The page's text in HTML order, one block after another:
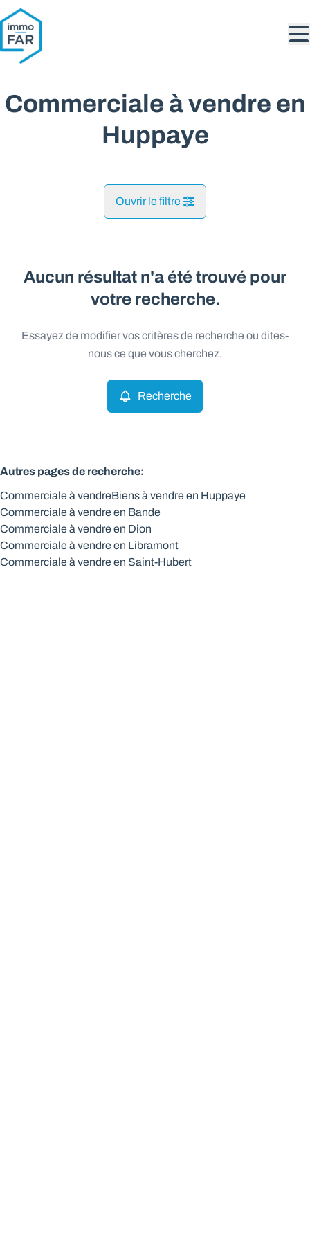
Aller au contenu principal
Commerciale à vendre en
Huppaye
Ouvrir le filtre
Huppaye (1367) Remove
Commerciale Remove
Max. budget
Chercher
Vue de la carte
Recherche Trier par
Aucun résultat n'a été trouvé pour
votre recherche.
Essayez de modifier vos critères de recherche ou dites-
nous ce que vous cherchez.
Recherche
Autres pages de recherche:
Commerciale à vendreBiens à vendre en Huppaye
Commerciale à vendre en Bande
Commerciale à vendre en Dion
Commerciale à vendre en Libramont
Commerciale à vendre en Saint-Hubert